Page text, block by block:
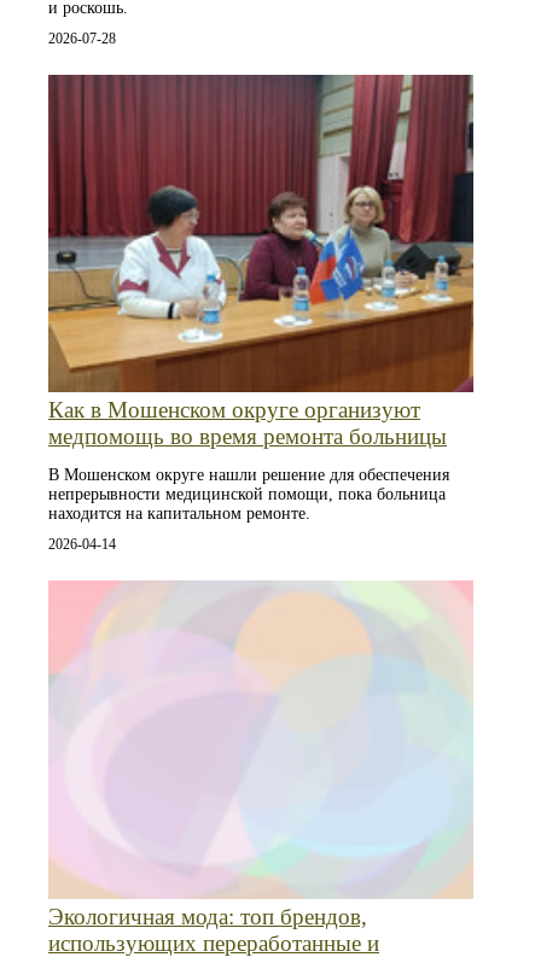
и роскошь.
2026-07-28
Как в Мошенском округе организуют
медпомощь во время ремонта больницы
В Мошенском округе нашли решение для обеспечения
непрерывности медицинской помощи, пока больница
находится на капитальном ремонте.
2026-04-14
Экологичная мода: топ брендов,
использующих переработанные и